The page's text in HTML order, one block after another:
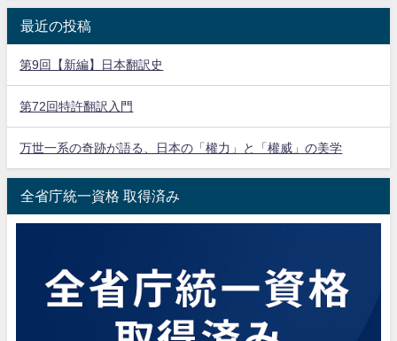
最近の投稿
第9回【新編】日本翻訳史
第72回特許翻訳入門
万世一系の奇跡が語る、日本の「權力」と「權威」の美学
全省庁統一資格 取得済み